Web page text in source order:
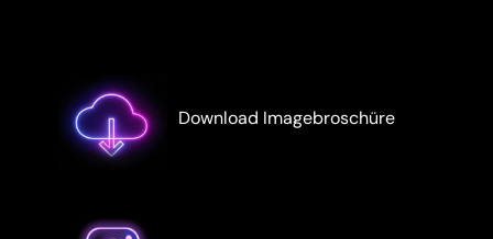
Download Imagebroschüre